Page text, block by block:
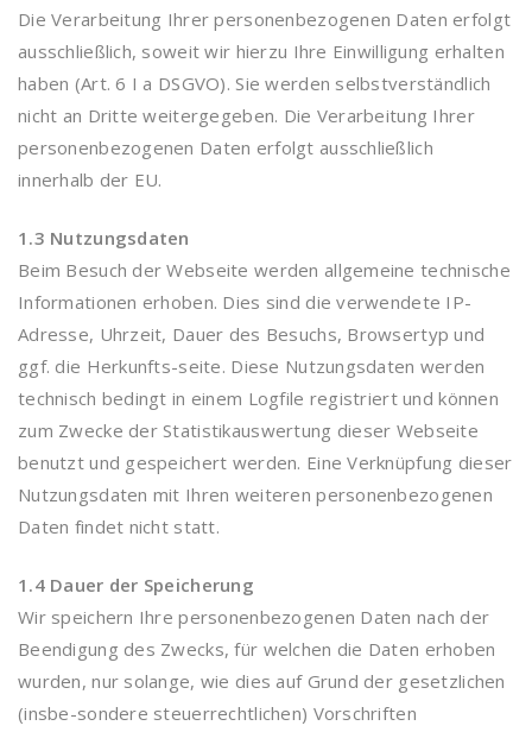
Die Verarbeitung Ihrer personenbezogenen Daten erfolgt
ausschließlich, soweit wir hierzu Ihre Einwilligung erhalten
haben (Art. 6 I a DSGVO). Sie werden selbstverständlich
nicht an Dritte weitergegeben. Die Verarbeitung Ihrer
personenbezogenen Daten erfolgt ausschließlich
innerhalb der EU.
1.3 Nutzungsdaten
Beim Besuch der Webseite werden allgemeine technische
Informationen erhoben. Dies sind die verwendete IP-
Adresse, Uhrzeit, Dauer des Besuchs, Browsertyp und
ggf. die Herkunfts-seite. Diese Nutzungsdaten werden
technisch bedingt in einem Logfile registriert und können
zum Zwecke der Statistikauswertung dieser Webseite
benutzt und gespeichert werden. Eine Verknüpfung dieser
Nutzungsdaten mit Ihren weiteren personenbezogenen
Daten findet nicht statt.
1.4 Dauer der Speicherung
Wir speichern Ihre personenbezogenen Daten nach der
Beendigung des Zwecks, für welchen die Daten erhoben
wurden, nur solange, wie dies auf Grund der gesetzlichen
(insbe-sondere steuerrechtlichen) Vorschriften